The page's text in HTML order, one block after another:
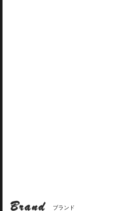
ブランド